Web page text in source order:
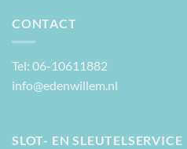
CONTACT
Tel: 06-10611882
info@edenwillem.nl
SLOT- EN SLEUTELSERVICE